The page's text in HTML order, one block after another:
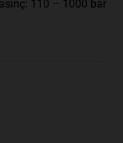
110 – 1000 bar